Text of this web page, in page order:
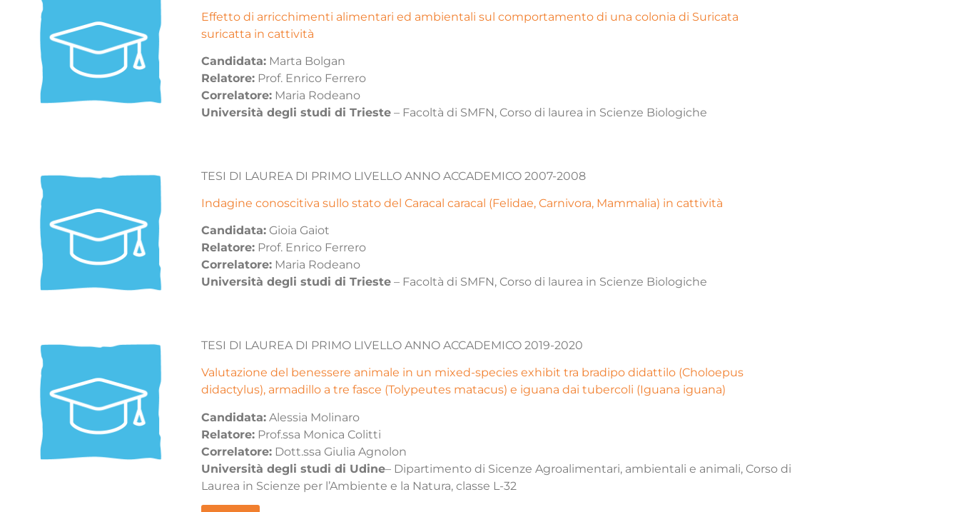
Effetto di arricchimenti alimentari ed ambientali sul comportamento di una colonia di Suricata
suricatta in cattività
Candidata:Marta Bolgan
Relatore:Prof. Enrico Ferrero
Correlatore:Maria Rodeano
Università degli studi di Trieste– Facoltà di SMFN, Corso di laurea in Scienze Biologiche
TESI DI LAUREA DI PRIMO LIVELLO ANNO ACCADEMICO 2007-2008
Indagine conoscitiva sullo stato del Caracal caracal (Felidae, Carnivora, Mammalia) in cattività
Candidata:Gioia Gaiot
Relatore:Prof. Enrico Ferrero
Correlatore:Maria Rodeano
Università degli studi di Trieste– Facoltà di SMFN, Corso di laurea in Scienze Biologiche
TESI DI LAUREA DI PRIMO LIVELLO ANNO ACCADEMICO 2019-2020
Valutazione del benessere animale in un mixed-species exhibit tra bradipo didattilo (Choloepus
didactylus), armadillo a tre fasce (Tolypeutes matacus) e iguana dai tubercoli (Iguana iguana)
Candidata:Alessia Molinaro
Relatore:Prof.ssa Monica Colitti
Correlatore:Dott.ssa Giulia Agnolon
Università degli studi di Udine– Dipartimento di Sicenze Agroalimentari, ambientali e animali, Corso di
Laurea in Scienze per l’Ambiente e la Natura, classe L-32